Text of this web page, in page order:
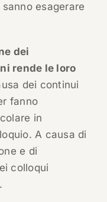
esagerare
dei
rende le loro
dei continui
fanno
in
A causa di
e di
colloqui